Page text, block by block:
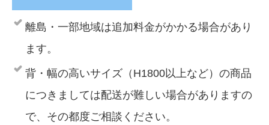
離島・一部地域は追加料金がかかる場合があり
ます。
背・幅の高いサイズ（H1800以上など）の商品
につきましては配送が難しい場合がありますの
で、その都度ご相談ください。